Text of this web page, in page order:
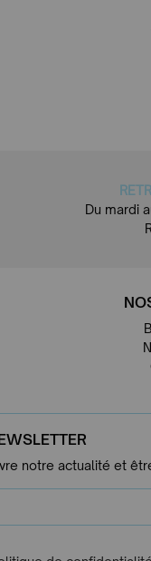
Du mardi
notre actualité et